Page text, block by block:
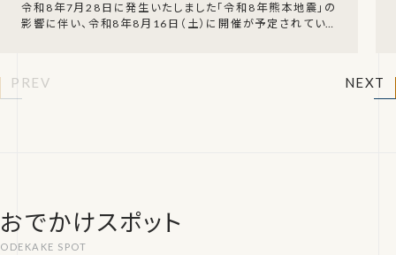
令和8年7月28日に発生いたしました「令和8年熊本地震」の
影響に伴い、令和8年8月16日（土）に開催が予定されていた
PREV NEXT
おでかけスポット